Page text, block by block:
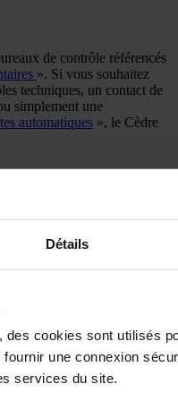
Détails
des cookies sont utilisés
une connexion
services du site.
de contrôle référencés
». Si vous souhaitez
techniques, un contact de
simplement une
automatiques », le Cèdre
au relamping LED
dans le bâtiment